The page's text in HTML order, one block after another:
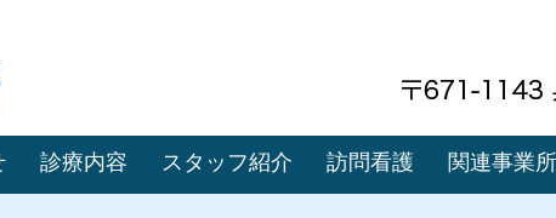
診療内容 スタッフ紹介 訪問看護 関連事業所